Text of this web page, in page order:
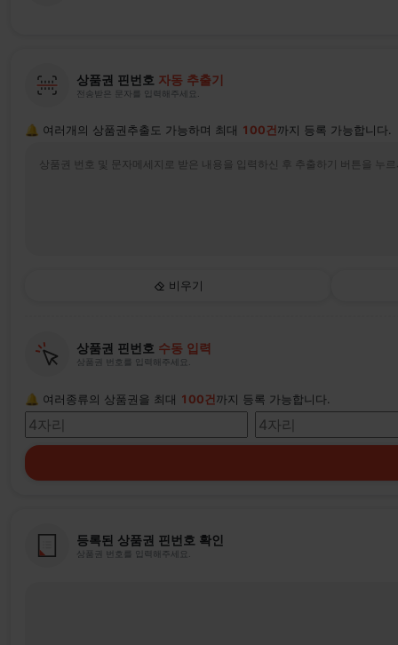
상품권 핀번호 자동 추출기
전송받은 문자를 입력해주세요.
🔔 여러개의 상품권추출도 가능하며 최대 100건 까지 등록 가능합니다.
비우기
상품권 핀번호 수동 입력
상품권 번호를 입력해주세요.
🔔 여러종류의 상품권을 최대 100건 까지 등록 가능합니다.
등록된 상품권 핀번호 확인
상품권 번호를 입력해주세요.